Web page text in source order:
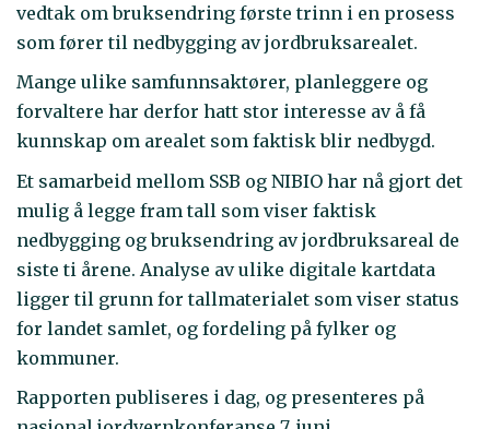
vedtak om bruksendring første trinn i en prosess
som fører til nedbygging av jordbruksarealet.
Mange ulike samfunnsaktører, planleggere og
forvaltere har derfor hatt stor interesse av å få
kunnskap om arealet som faktisk blir nedbygd.
Et samarbeid mellom SSB og NIBIO har nå gjort det
mulig å legge fram tall som viser faktisk
nedbygging og bruksendring av jordbruksareal de
siste ti årene. Analyse av ulike digitale kartdata
ligger til grunn for tallmaterialet som viser status
for landet samlet, og fordeling på fylker og
kommuner.
Rapporten publiseres i dag, og presenteres på